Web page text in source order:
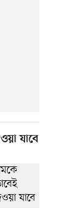
যাবে